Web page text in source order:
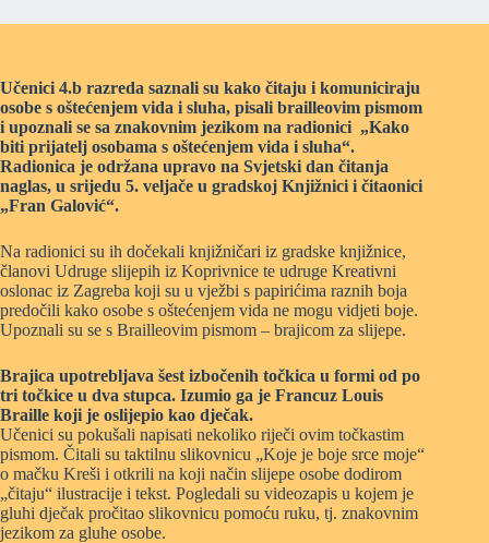
Učenici 4.b razreda saznali su kako čitaju i komuniciraju
osobe s oštećenjem vida i sluha, pisali brailleovim pismom
i upoznali se sa znakovnim jezikom na radionici „Kako
biti prijatelj osobama s oštećenjem vida i sluha“.
Radionica je održana upravo na Svjetski dan čitanja
naglas, u srijedu 5. veljače u gradskoj Knjižnici i čitaonici
„Fran Galović“.
Na radionici su ih dočekali knjižničari iz gradske knjižnice,
članovi Udruge slijepih iz Koprivnice te udruge Kreativni
oslonac iz Zagreba koji su u vježbi s papirićima raznih boja
predočili kako osobe s oštećenjem vida ne mogu vidjeti boje.
Upoznali su se s Brailleovim pismom – brajicom za slijepe.
Brajica upotrebljava šest izbočenih točkica u formi od po
tri točkice u dva stupca. Izumio ga je Francuz Louis
Braille koji je oslijepio kao dječak.
Učenici su pokušali napisati nekoliko riječi ovim točkastim
pismom. Čitali su taktilnu slikovnicu „Koje je boje srce moje“
o mačku Kreši i otkrili na koji način slijepe osobe dodirom
„čitaju“ ilustracije i tekst. Pogledali su videozapis u kojem je
gluhi dječak pročitao slikovnicu pomoću ruku, tj. znakovnim
jezikom za gluhe osobe.